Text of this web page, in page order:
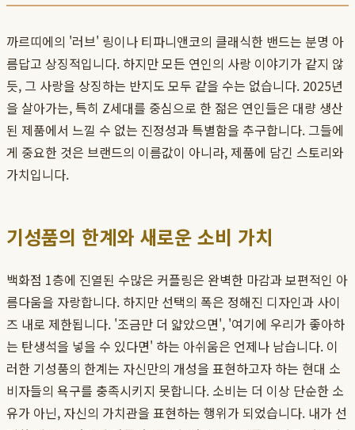
까르띠에의 '러브' 링이나 티파니앤코의 클래식한 밴드는 분명 아
름답고 상징적입니다. 하지만 모든 연인의 사랑 이야기가 같지 않
듯, 그 사랑을 상징하는 반지도 모두 같을 수는 없습니다. 2025년
을 살아가는, 특히 Z세대를 중심으로 한 젊은 연인들은 대량 생산
된 제품에서 느낄 수 없는 진정성과 특별함을 추구합니다. 그들에
게 중요한 것은 브랜드의 이름값이 아니라, 제품에 담긴 스토리와
가치입니다.
기성품의 한계와 새로운 소비 가치
백화점 1층에 진열된 수많은 커플링은 완벽한 마감과 보편적인 아
름다움을 자랑합니다. 하지만 선택의 폭은 정해진 디자인과 사이
즈 내로 제한됩니다. '조금만 더 얇았으면', '여기에 우리가 좋아하
는 탄생석을 넣을 수 있다면' 하는 아쉬움은 언제나 남습니다. 이
러한 기성품의 한계는 자신만의 개성을 표현하고자 하는 현대 소
비자들의 욕구를 충족시키지 못합니다. 소비는 더 이상 단순한 소
유가 아닌, 자신의 가치관을 표현하는 행위가 되었습니다. 내가 선